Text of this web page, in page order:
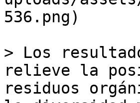
536.png)
> Los
relieve la
residuos